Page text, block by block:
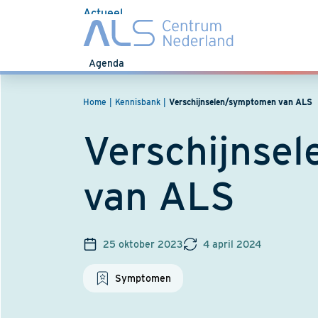
Actueel
Nieuws
Agenda
Home Kennisbank Verschijnselen/symptomen van ALS
van ALS
25 oktober 2023 4 april 2024
Symptomen